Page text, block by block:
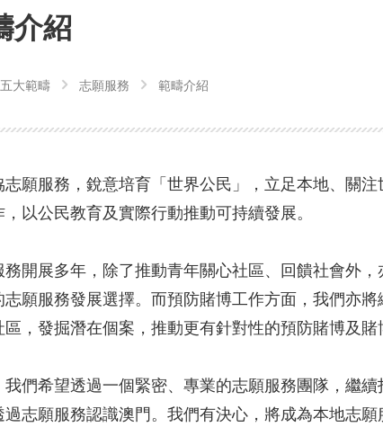
介紹
五大範疇 志願服務 範疇介紹
志願服務，銳意培育「世界公民」，立足本地、關
，以公民教育及實際行動推動可持續發展。
務開展多年，除了推動青年關心社區、回饋社會外
志願服務發展選擇。而預防賭博工作方面，我們亦
區，發掘潛在個案，推動更有針對性的預防賭博及賭
我們希望透過一個緊密、專業的志願服務團隊，繼
過志願服務認識澳門。我們有決心，將成為本地志